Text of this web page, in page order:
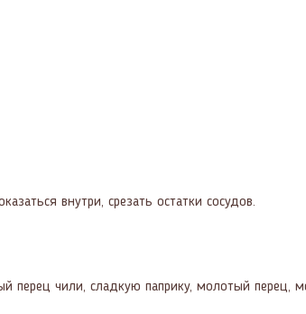
внутри, срезать остатки сосудов.
перец чили, сладкую паприку, молотый перец,